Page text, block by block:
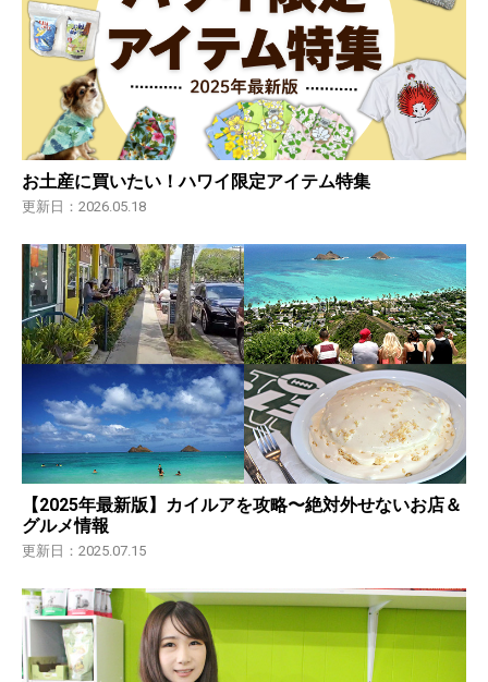
お土産に買いたい！ハワイ限定アイテム特集
更新日：2026.05.18
【2025年最新版】カイルアを攻略〜絶対外せないお店＆
グルメ情報
更新日：2025.07.15